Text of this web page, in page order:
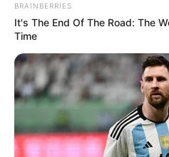
incendiados así
cerca de 2.000
BRAINBERRIES
It's The End Of The Road: The
Time